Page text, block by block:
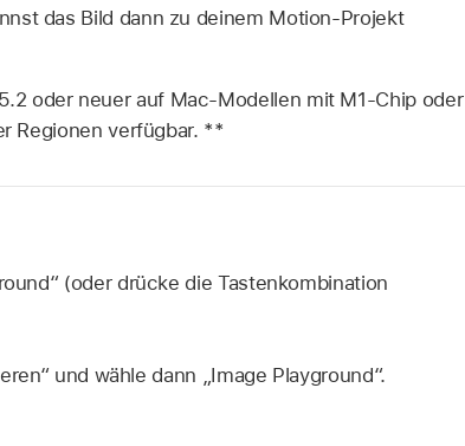
das Bild dann zu deinem Motion-Projekt
oder neuer auf Mac-Modellen mit M1-Chip oder
Regionen verfügbar. **
(oder drücke die Tastenkombination
und wähle dann „Image Playground“.